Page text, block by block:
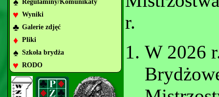
Regulaminy/Komunikaty
♥ Wyniki
♣ Galerie zdjęć
♦ Pliki
♠ Szkoła brydża
♥ RODO
r.
W 2026